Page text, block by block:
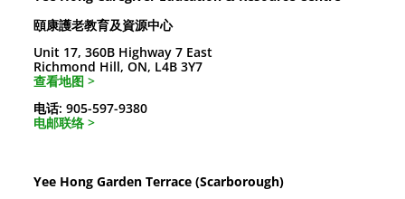
頤康護老教育及資源中心
Unit 17, 360B Highway 7 East
Richmond Hill, ON, L4B 3Y7
查看地图 >
电话: 905-597-9380
电邮联络 >
Yee Hong Garden Terrace (Scarborough)